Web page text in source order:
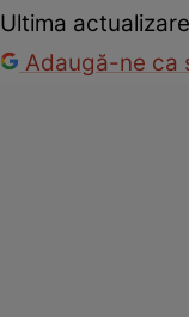
Ultima
Adaugă-ne ca